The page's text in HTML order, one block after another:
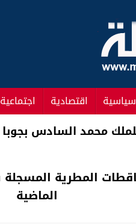
سياسية اقتصادية اجتماعية
الماضية